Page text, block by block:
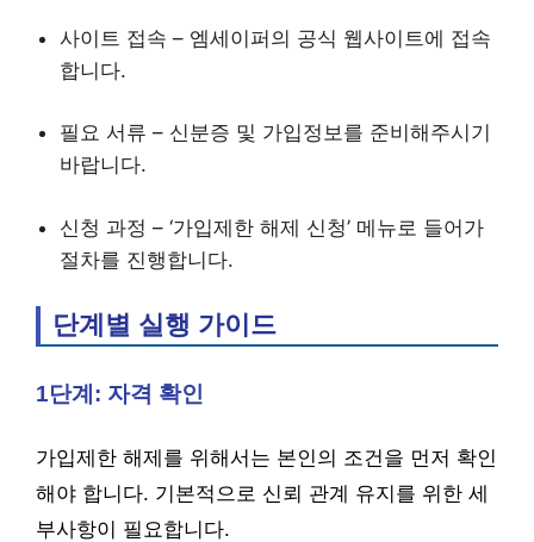
사이트 접속 – 엠세이퍼의 공식 웹사이트에 접속
합니다.
필요 서류 – 신분증 및 가입정보를 준비해주시기
바랍니다.
신청 과정 – ‘가입제한 해제 신청’ 메뉴로 들어가
절차를 진행합니다.
단계별 실행 가이드
1단계: 자격 확인
가입제한 해제를 위해서는 본인의 조건을 먼저 확인
해야 합니다. 기본적으로 신뢰 관계 유지를 위한 세
부사항이 필요합니다.